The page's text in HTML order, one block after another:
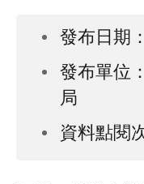
發布日期
發布單位
局
資料點閱